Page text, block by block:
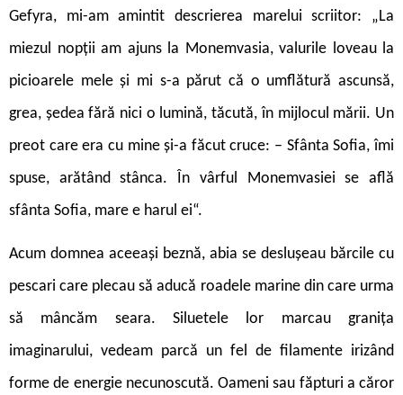
Gefyra, mi-am amintit descrierea marelui scriitor: „La
miezul nopții am ajuns la Monemvasia, valurile loveau la
picioarele mele și mi s-a părut că o umflătură ascunsă,
grea, ședea fără nici o lumină, tăcută, în mijlocul mării. Un
preot care era cu mine și-a făcut cruce: – Sfânta Sofia, îmi
spuse, arătând stânca. În vârful Monemvasiei se află
sfânta Sofia, mare e harul ei“.
Acum domnea aceeași beznă, abia se deslușeau bărcile cu
pescari care plecau să aducă roadele marine din care urma
să mâncăm seara. Siluetele lor marcau granița
imaginarului, vedeam parcă un fel de filamente irizând
forme de energie necunoscută. Oameni sau făpturi a căror